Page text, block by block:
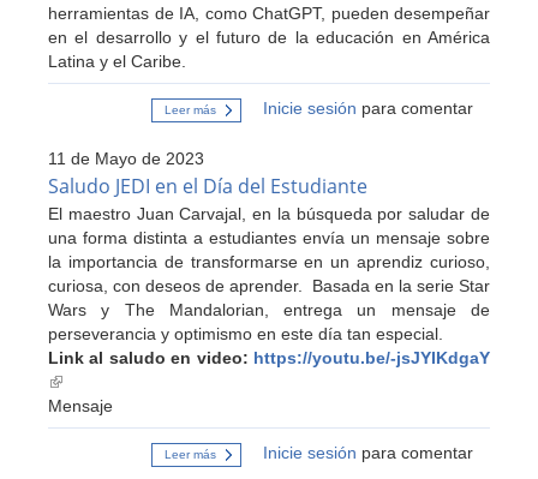
herramientas de IA, como ChatGPT, pueden desempeñar
en el desarrollo y el futuro de la educación en América
Latina y el Caribe.
Leer más sobre
Desafíos
de
ChatGPT
e
IA
en
la
Inicie sesión para comentar
11 de Mayo de 2023
Saludo JEDI en el Día del Estudiante
El maestro Juan Carvajal, en la búsqueda por saludar de
una forma distinta a estudiantes envía un mensaje sobre
la importancia de transformarse en un aprendiz curioso,
curiosa, con deseos de aprender. Basada en la serie Star
Wars y The Mandalorian, entrega un mensaje de
perseverancia y optimismo en este día tan especial.
Link al saludo en video: https://youtu.be/-jsJYIKdgaY
(link
is
external)
Mensaje
Leer más sobre
Saludo
Inicie sesión para comentar